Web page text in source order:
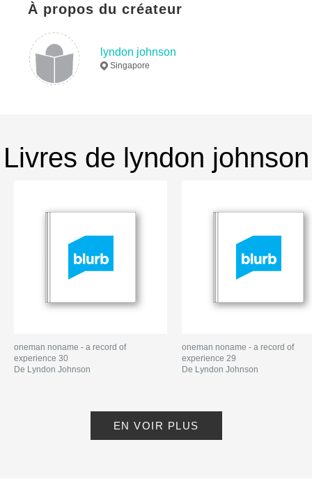
street photography , zine
À propos du créateur
lyndon johnson
Singapore
Livres de lyndon johnson
oneman noname - a record of
experience 30
De Lyndon Johnson
oneman noname - a record of
experience 29
De Lyndon Johnson
EN VOIR PLUS